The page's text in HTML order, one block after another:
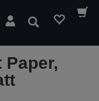
Pesquisar